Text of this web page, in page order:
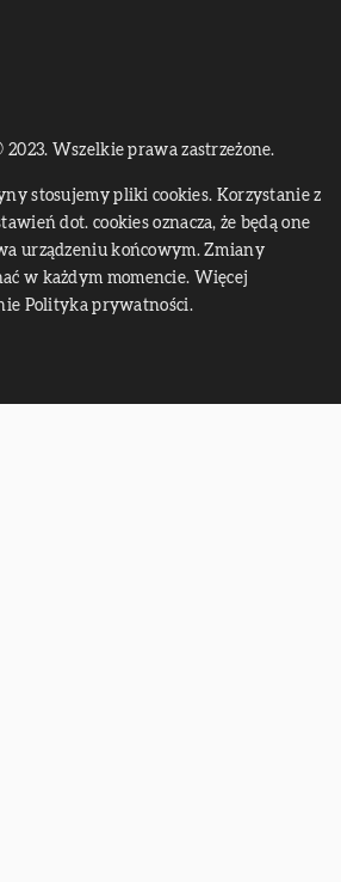
Wszelkie prawa zastrzeżone.
stosujemy pliki cookies. Korzystanie z
dot. cookies oznacza, że będą one
urządzeniu końcowym. Zmiany
w każdym momencie. Więcej
Polityka prywatności.